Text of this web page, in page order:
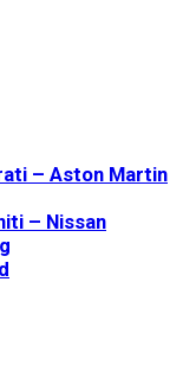
– Aston Martin
– Nissan